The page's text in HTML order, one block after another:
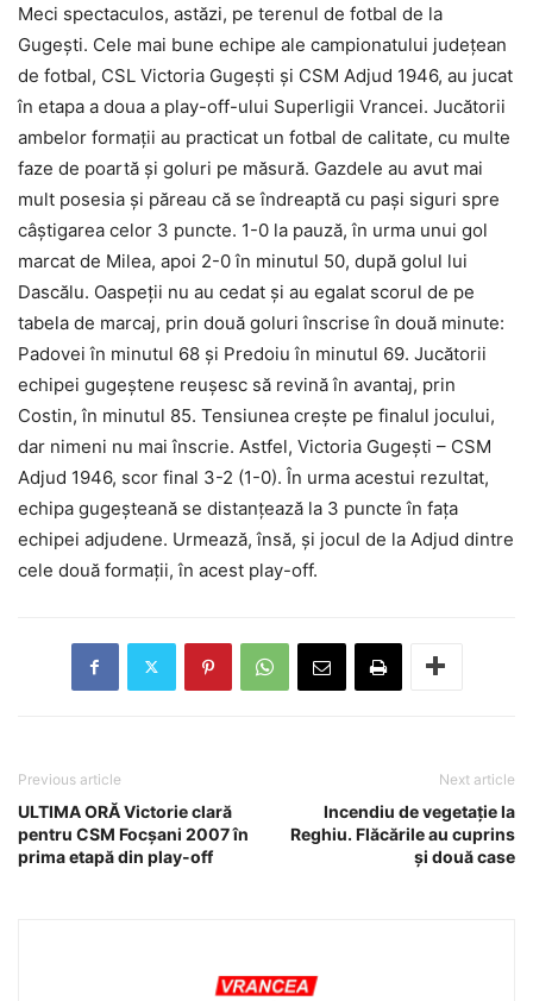
Meci spectaculos, astăzi, pe terenul de fotbal de la
Gugești. Cele mai bune echipe ale campionatului județean
de fotbal, CSL Victoria Gugești și CSM Adjud 1946, au jucat
în etapa a doua a play-off-ului Superligii Vrancei. Jucătorii
ambelor formații au practicat un fotbal de calitate, cu multe
faze de poartă și goluri pe măsură. Gazdele au avut mai
mult posesia și păreau că se îndreaptă cu pași siguri spre
câștigarea celor 3 puncte. 1-0 la pauză, în urma unui gol
marcat de Milea, apoi 2-0 în minutul 50, după golul lui
Dascălu. Oaspeții nu au cedat și au egalat scorul de pe
tabela de marcaj, prin două goluri înscrise în două minute:
Padovei în minutul 68 și Predoiu în minutul 69. Jucătorii
echipei gugeștene reușesc să revină în avantaj, prin
Costin, în minutul 85. Tensiunea crește pe finalul jocului,
dar nimeni nu mai înscrie. Astfel, Victoria Gugești – CSM
Adjud 1946, scor final 3-2 (1-0). În urma acestui rezultat,
echipa gugeșteană se distanțează la 3 puncte în fața
echipei adjudene. Urmează, însă, și jocul de la Adjud dintre
cele două formații, în acest play-off.
Previous article
ULTIMA ORĂ Victorie clară
pentru CSM Focșani 2007 în
prima etapă din play-off
Next article
Incendiu de vegetație la
Reghiu. Flăcările au cuprins
și două case